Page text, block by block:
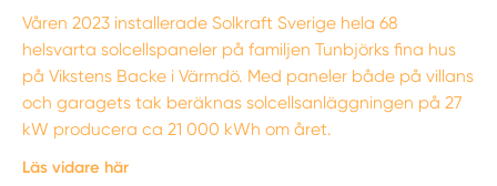
Våren 2023 installerade Solkraft Sverige hela 68
helsvarta solcellspaneler på familjen Tunbjörks fina hus
på Vikstens Backe i Värmdö. Med paneler både på villans
och garagets tak beräknas solcellsanläggningen på 27
kW producera ca 21 000 kWh om året.
Läs vidare här